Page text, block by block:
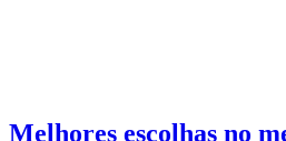
Melhores escolhas no